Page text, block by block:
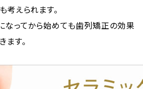
考えられます。
なってから始めても歯列矯正の効果
ます。